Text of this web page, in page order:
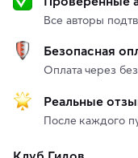
Все авторы
Безопасная
Оплата через
Реальные
После каждого